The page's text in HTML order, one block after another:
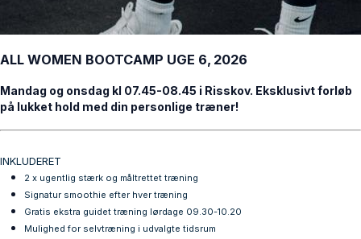
ALL WOMEN BOOTCAMP UGE 6, 2026
Mandag og onsdag kl 07.45-08.45 i Risskov. Eksklusivt forløb
på lukket hold med din personlige træner!
INKLUDERET
2 x ugentlig stærk og måltrettet træning
Signatur smoothie efter hver træning
Gratis ekstra guidet træning lørdage 09.30-10.20
Mulighed for selvtræning i udvalgte tidsrum